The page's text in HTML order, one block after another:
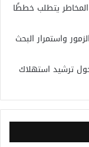
يتطلب خططًا
واستمرار البحث
ترشيد استهلاك